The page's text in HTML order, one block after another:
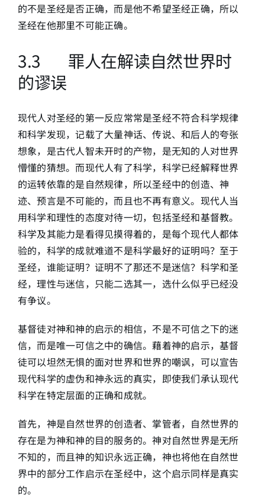
的不是圣经是否正确，而是他不希望圣经正确，所以
圣经在他那里不可能正确。
3.3 罪人在解读自然世界时
的谬误
现代人对圣经的第一反应常常是圣经不符合科学规律
和科学发现，记载了大量神话、传说、和后人的夸张
想象，是古代人智未开时的产物，是无知的人对世界
懵懂的猜想。而现代人有了科学，科学已经解释世界
的运转依靠的是自然规律，所以圣经中的创造、神
迹、预言是不可能的，而且也不再有意义。现代人当
用科学和理性的态度对待一切，包括圣经和基督教。
科学及其能力是看得见摸得着的，是每个现代人都体
验的，科学的成就难道不是科学最好的证明吗？至于
圣经，谁能证明？证明不了那还不是迷信？科学和圣
经，理性与迷信，只能二选其一，选什么似乎已经没
有争议。
基督徒对神和神的启示的相信，不是不可信之下的迷
信，而是唯一可信之中的确信。藉着神的启示，基督
徒可以坦然无惧的面对世界和世界的嘲讽，可以宣告
现代科学的虚伪和神永远的真实，即使我们承认现代
科学在特定层面的正确和成就。
首先，神是自然世界的创造者、掌管者，自然世界的
存在是为神和神的目的服务的。神对自然世界是无所
不知的，而且神的知识永远正确，神也将他在自然世
界中的部分工作启示在圣经中，这个启示同样是真实
的。